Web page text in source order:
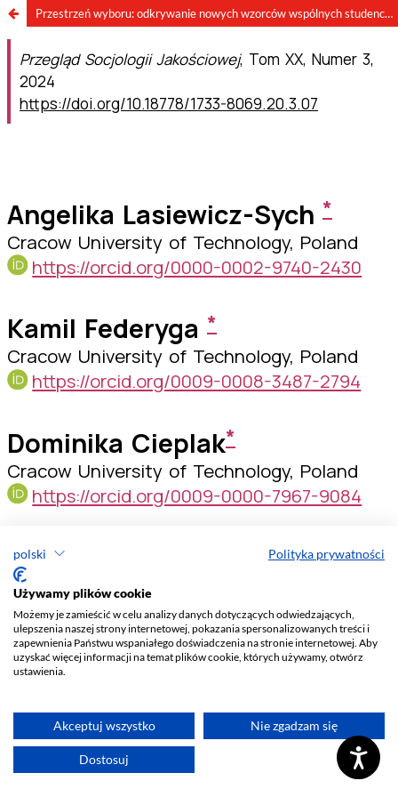
polski Polityka prywatności
Używamy plików cookie
Możemy je zamieścić w celu analizy danych dotyczących odwiedzających,
ulepszenia naszej strony internetowej, pokazania spersonalizowanych treści i
zapewnienia Państwu wspaniałego doświadczenia na stronie internetowej. Aby
uzyskać więcej informacji na temat plików cookie, których używamy, otwórz
ustawienia.
Akceptuj wszystko Nie zgadzam się
Dostosuj
Przestrzeń wyboru: odkrywanie nowych wzorców wspólnych studenckich przestrzeni